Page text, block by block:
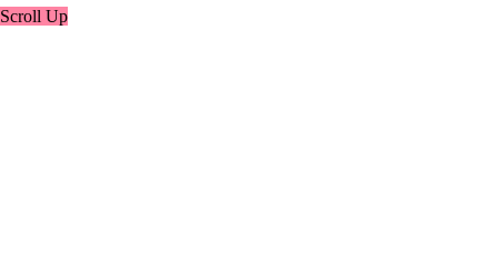
Scroll Up